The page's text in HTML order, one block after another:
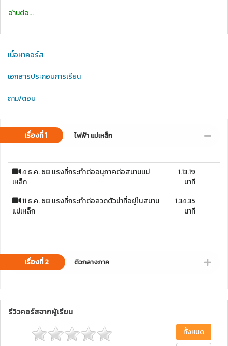
อ่านต่อ...
เนื้อหาคอร์ส
เอกสารประกอบการเรียน
ถาม/ตอบ
เรื่องที่ 1 ไฟฟ้า แม่เหล็ก
4 ธ.ค. 68 แรงที่กระทำต่ออนุภาคต่อสนามแม่
เหล็ก
1.13.19
นาที
11 ธ.ค. 68 แรงที่กระทำต่อลวดตัวนำที่อยู่ในสนาม
แม่เหล็ก
1.34.35
นาที
เรื่องที่ 2 ติวกลางภาค
รีวิวคอร์สจากผู้เรียน
ทั้งหมด